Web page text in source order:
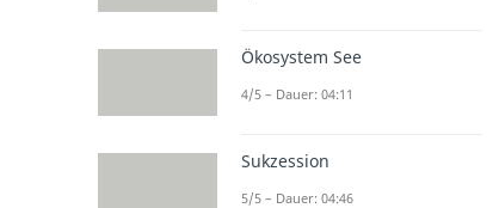
Ökosystem See
4/5 – Dauer: 04:11
Sukzession
5/5 – Dauer: 04:46